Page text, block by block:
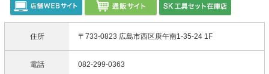
住所 〒733-0823 広島市西区庚午南1-35-24 1F
電話 082-299-0363